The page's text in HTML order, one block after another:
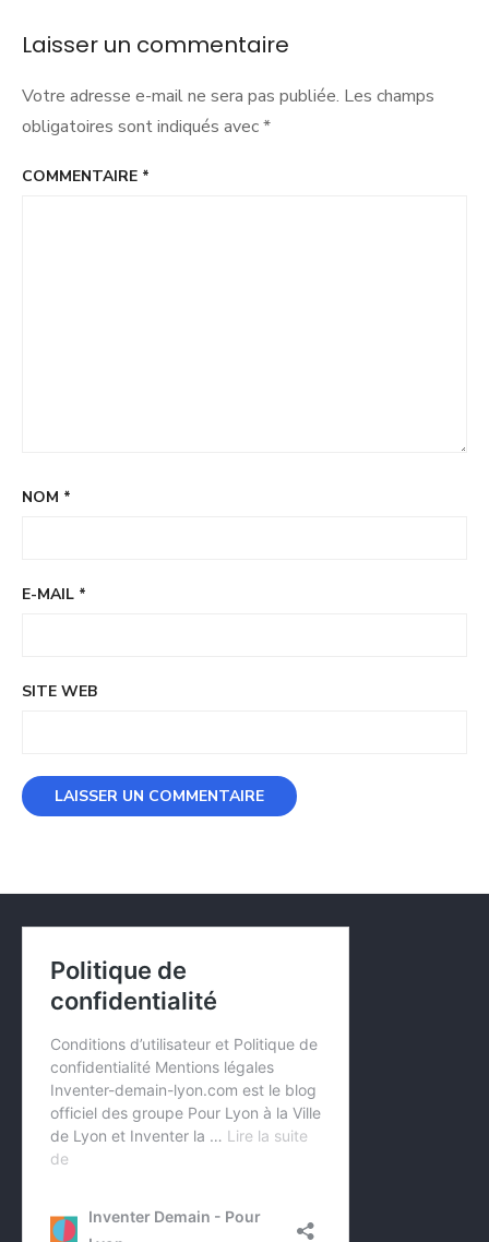
Laisser un commentaire
Votre adresse e-mail ne sera pas publiée. Les champs
obligatoires sont indiqués avec*
COMMENTAIRE *
NOM *
E-MAIL *
SITE WEB